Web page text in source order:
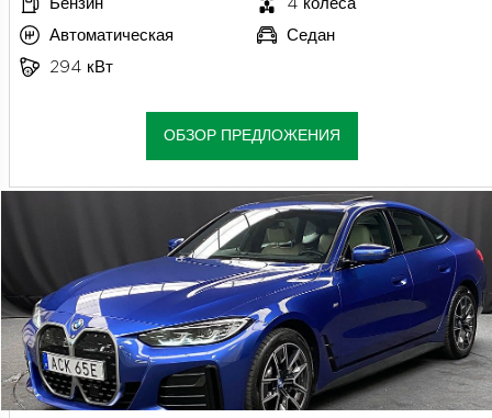
Бензин
4 колеса
Автоматическая
Седан
294 кВт
ОБЗОР ПРЕДЛОЖЕНИЯ